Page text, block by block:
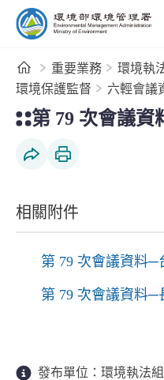
跳到主要內容區塊
首頁重要業務 環境執
環境保護監督
六輕會議
第 79 次會議資
相關附件
第 79 次會議資料─
第 79 次會議資料─
發布單位： 環境執法組